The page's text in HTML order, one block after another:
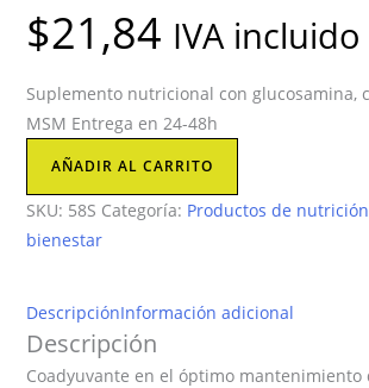
$21,84 IVA incluido
Suplemento nutricional con glucosamina,
MSM Entrega en 24-48h
Protector
Joint
&
Biotech
USA
cantidad
AÑADIR AL CARRITO
SKU: 58S Categoría: Productos de
bienestar
DescripciónInformación adicional
Descripción
Coadyuvante en el óptimo mantenimiento